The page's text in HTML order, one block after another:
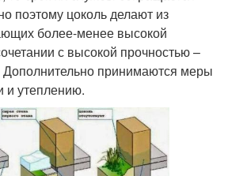
поэтому цоколь делают из
более-менее высокой
с высокой прочностью –
Дополнительно принимаются меры
и утеплению.